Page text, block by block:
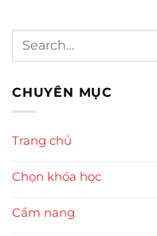
CHUYÊN MỤC
Trang chủ
Chọn khóa học
Cẩm nang